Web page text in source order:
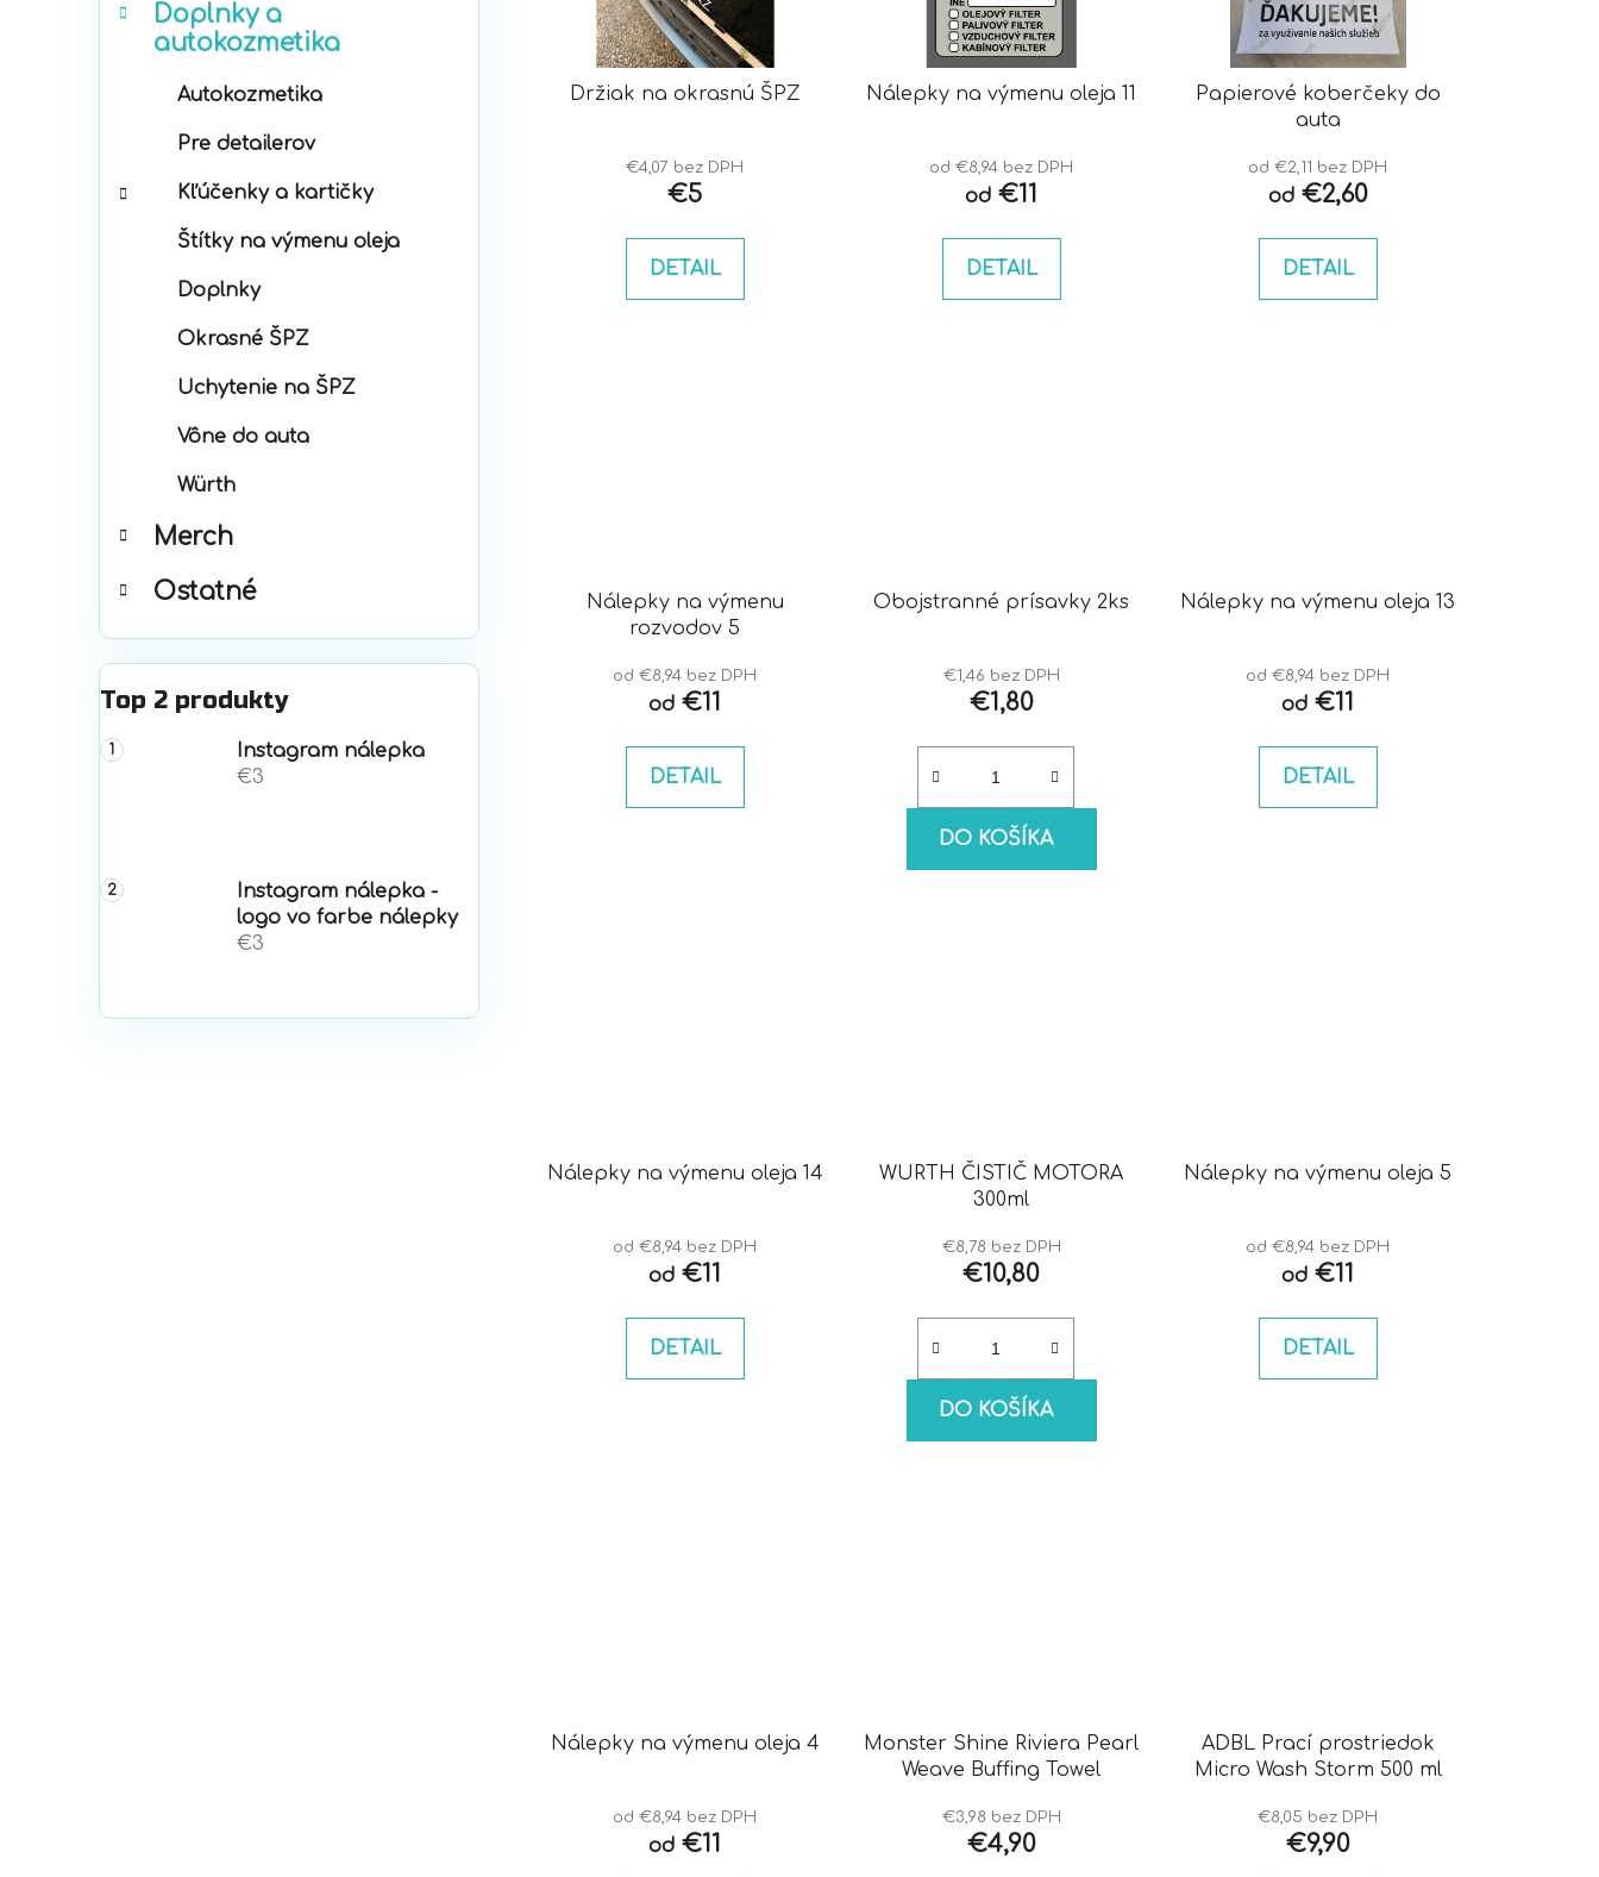
Doplnky a
autokozmetika
Autokozmetika
Pre detailerov
Kľúčenky a kartičky
Štítky na výmenu oleja
Doplnky
Okrasné ŠPZ
Uchytenie na ŠPZ
Vône do auta
Würth
Merch
Ostatné
Top 2 produkty
Instagram nálepka
€3
Instagram nálepka -
logo vo farbe nálepky
€3
u
Držiak na okrasnú ŠPZ
€4,07 bez DPH
€5
DETAIL
Nálepky na výmenu oleja 11
od €8,94 bez DPH
od €11
DETAIL
Papierové koberčeky do
auta
od €2,11 bez DPH
od€2,60
DETAIL
Nálepky na výmenu
rozvodov 5
od €8,94 bez DPH
od €11
DETAIL
Obojstranné prísavky 2ks
€1,46 bez DPH
€1,80
DO KOŠÍKA
Nálepky na výmenu oleja 13
od €8,94 bez DPH
od €11
DETAIL
Nálepky na výmenu oleja 14
od €8,94 bez DPH
od €11
DETAIL
WURTH ČISTIČ MOTORA
300ml
€8,78 bez DPH
€10,80
DO KOŠÍKA
Nálepky na výmenu oleja 5
od €8,94 bez DPH
od €11
DETAIL
Nálepky na výmenu oleja 4
od €8,94 bez DPH
od €11
Monster Shine Riviera Pearl
Weave Buffing Towel
€3,98 bez DPH
€4,90
ADBL Prací prostriedok
Micro Wash Storm 500 ml
€8,05 bez DPH
€9,90